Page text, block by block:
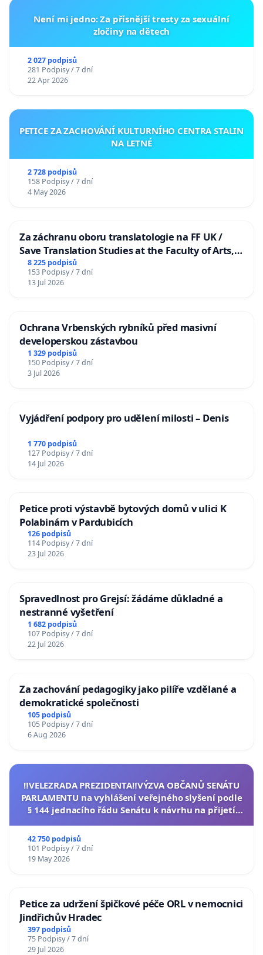
Není mi jedno: Za přísnější tresty za sexuální
zločiny na dětech
2 027 podpisů
281 Podpisy / 7 dní
22 Apr 2026
PETICE ZA ZACHOVÁNÍ KULTURNÍHO CENTRA STALIN
NA LETNÉ
2 728 podpisů
158 Podpisy / 7 dní
4 May 2026
Za záchranu oboru translatologie na FF UK /
Save Translation Studies at the Faculty of Arts,
Charles University
8 225 podpisů
153 Podpisy / 7 dní
13 Jul 2026
Ochrana Vrbenských rybníků před masivní
developerskou zástavbou
1 329 podpisů
150 Podpisy / 7 dní
3 Jul 2026
Vyjádření podpory pro udělení milosti – Denis
1 770 podpisů
127 Podpisy / 7 dní
14 Jul 2026
Petice proti výstavbě bytových domů v ulici K
Polabinám v Pardubicích
126 podpisů
114 Podpisy / 7 dní
23 Jul 2026
Spravedlnost pro Grejsí: žádáme důkladné a
nestranné vyšetření
1 682 podpisů
107 Podpisy / 7 dní
22 Jul 2026
Za zachování pedagogiky jako pilíře vzdělané a
demokratické společnosti
105 podpisů
105 Podpisy / 7 dní
6 Aug 2026
‼️VELEZRADA PREZIDENTA‼️VÝZVA OBČANŮ SENÁTU
PARLAMENTU na vyhlášení veřejného slyšení podle
§ 144 jednacího řádu Senátu k návrhu na přijetí
42 750 podpisů
101 Podpisy / 7 dní
19 May 2026
Petice za udržení špičkové péče ORL v nemocnici
Jindřichův Hradec
397 podpisů
75 Podpisy / 7 dní
29 Jul 2026